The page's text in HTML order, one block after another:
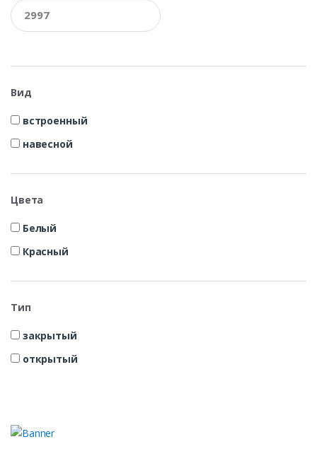
Вид
встроенный
навесной
Цвета
Белый
Красный
Тип
закрытый
открытый